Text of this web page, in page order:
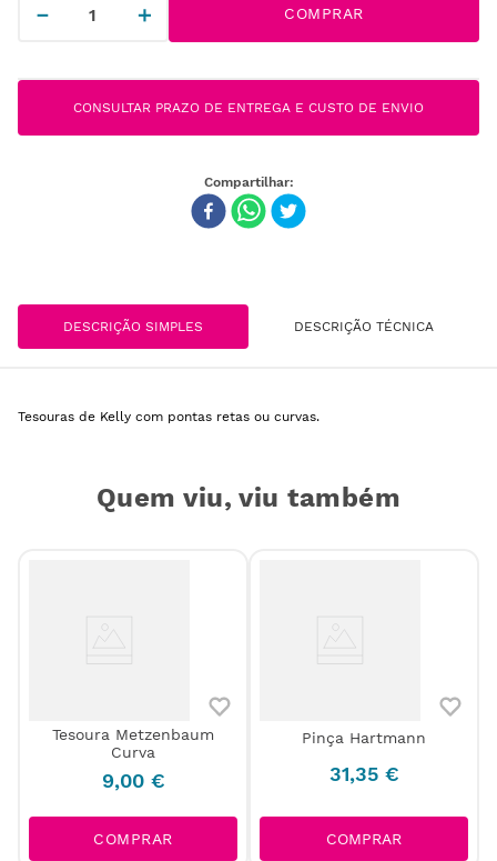
＋
－ COMPRAR
CONSULTAR PRAZO DE ENTREGA E CUSTO DE ENVIO
DESCRIÇÃO SIMPLES DESCRIÇÃO TÉCNICA
Tesouras de Kelly com pontas retas ou curvas.
Quem viu, viu também
Tesoura Metzenbaum
Curva
9,00 €
COMPRAR
Pinça Hartmann
31,35 €
COMPRAR